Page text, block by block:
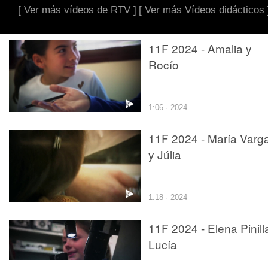
[ Ver más vídeos de RTV ] [ Ver más Vídeos didácticos
11F 2024 - Amalia y
Rocío
1:06 · 2024
11F 2024 - María
y Júlia
1:18 · 2024
11F 2024 - Elena
Lucía